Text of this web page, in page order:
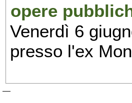
opere
Venerdì 6
presso l'ex